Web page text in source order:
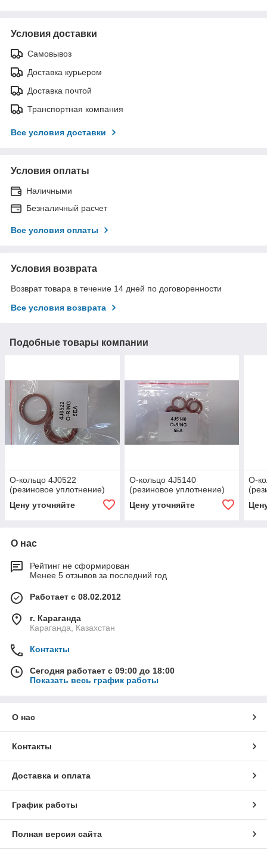
Условия доставки
Самовывоз
Доставка курьером
Доставка почтой
Транспортная компания
Все условия доставки
Условия оплаты
Наличными
Безналичный расчет
Все условия оплаты
Условия возврата
Возврат товара в течение 14 дней по договоренности
Все условия возврата
Подобные товары компании
О-кольцо 4J0522
(резиновое уплотнение)
Цену уточняйте
О-кольцо 4J5140
(резиновое уплотнение)
Цену уточняйте
О-
О нас
Рейтинг не сформирован
Менее 5 отзывов за последний год
Работает с 08.02.2012
г. Караганда
Караганда, Казахстан
Контакты
Сегодня работает с 09:00 до 18:00
Показать весь график работы
О нас
Контакты
Доставка и оплата
График работы
Полная версия сайта